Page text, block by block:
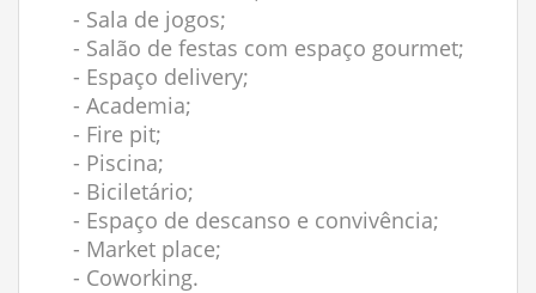
- Sala de jogos;
- Salão de festas com espaço gourmet;
- Espaço delivery;
- Academia;
- Fire pit;
- Piscina;
- Biciletário;
- Espaço de descanso e convivência;
- Market place;
- Coworking.